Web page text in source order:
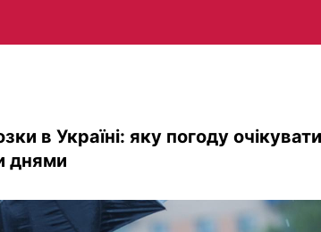
в Україні: яку погоду очікувати
днями